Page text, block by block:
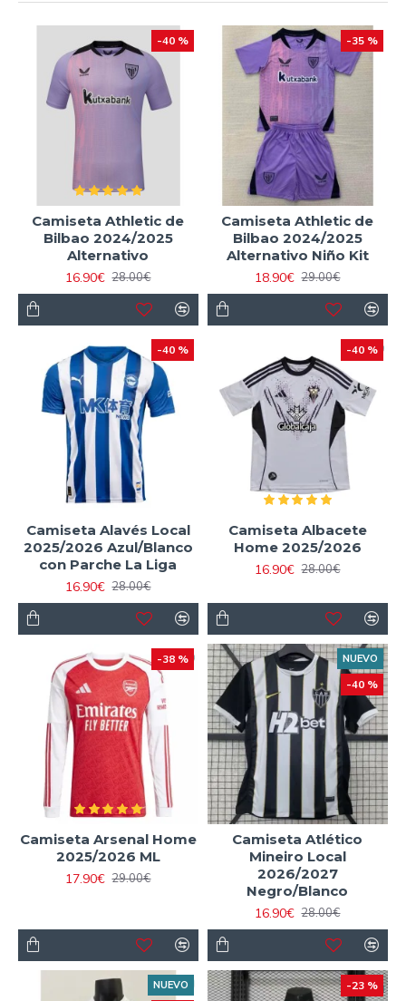
-40 %
Camiseta Athletic de
Bilbao 2024/2025
Alternativo
16.90€ 28.00€
-35 %
Camiseta Athletic de
Bilbao 2024/2025
Alternativo Niño Kit
18.90€ 29.00€
-40 %
Camiseta Alavés Local
2025/2026 Azul/Blanco
con Parche La Liga
16.90€ 28.00€
-40 %
Camiseta Albacete
Home 2025/2026
16.90€ 28.00€
-38 %
Camiseta Arsenal Home
2025/2026 ML
17.90€ 29.00€
NUEVO
-40 %
Camiseta Atlético
Mineiro Local
2026/2027
Negro/Blanco
16.90€ 28.00€
NUEVO -23 %